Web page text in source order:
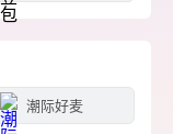
潮际好麦